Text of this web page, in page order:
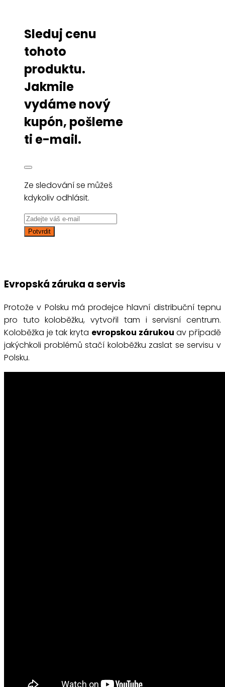
Sleduj cenu
tohoto
produktu.
Jakmile
vydáme nový
kupón, pošleme
ti e-mail.
Ze sledování se můžeš
kdykoliv odhlásit.
Evropská záruka a servis
Protože v Polsku má prodejce hlavní distribuční tepnu
pro tuto koloběžku, vytvořil tam i servisní centrum.
Koloběžka je tak kryta evropskou zárukou av případě
jakýchkoli problémů stačí koloběžku zaslat se servisu v
Polsku.